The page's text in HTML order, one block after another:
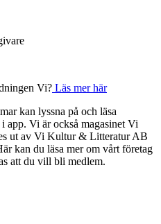
Vi? Läs mer här
kan lyssna på och läsa
app. Vi är också magasinet Vi
ut av Vi Kultur & Litteratur AB
kan du läsa mer om vårt företag
att du vill bli medlem.